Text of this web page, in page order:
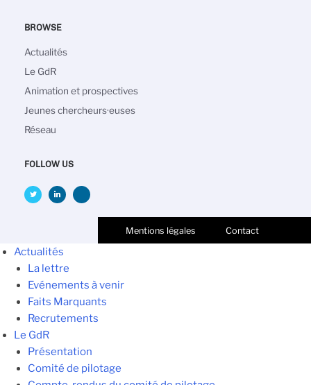
BROWSE
Main
navigation
Actualités
Le GdR
Animation et prospectives
Jeunes chercheurs·euses
Réseau
FOLLOW US
Mentions légales Contact
Actualités
La lettre
Evénements à venir
Faits Marquants
Recrutements
Le GdR
Présentation
Comité de pilotage